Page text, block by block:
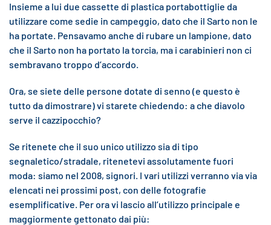
Insieme a lui due cassette di plastica portabottiglie da
utilizzare come sedie in campeggio, dato che il Sarto non le
ha portate. Pensavamo anche di rubare un lampione, dato
che il Sarto non ha portato la torcia, ma i carabinieri non ci
sembravano troppo d’accordo.
Ora, se siete delle persone dotate di senno (e questo è
tutto da dimostrare) vi starete chiedendo: a che diavolo
serve il cazzipocchio?
Se ritenete che il suo unico utilizzo sia di tipo
segnaletico/stradale, ritenetevi assolutamente fuori
moda: siamo nel 2008, signori. I vari utilizzi verranno via via
elencati nei prossimi post, con delle fotografie
esemplificative. Per ora vi lascio all’utilizzo principale e
maggiormente gettonato dai più: